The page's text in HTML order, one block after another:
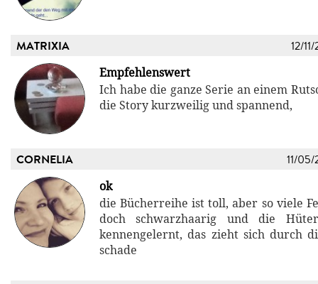
MATRIXIA 12/
Empfehlenswert
Ich habe die ganze Serie an einem
die Story kurzweilig und spannend,
CORNELIA 11/05/
ok
die Bücherreihe ist toll, aber so viele
doch schwarzhaarig und die
kennengelernt, das zieht sich durch
schade